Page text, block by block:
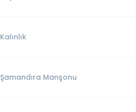
Kalınlık
Şamandıra Manşonu